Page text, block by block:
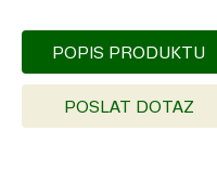
POPIS PRODUKTU
POSLAT DOTAZ